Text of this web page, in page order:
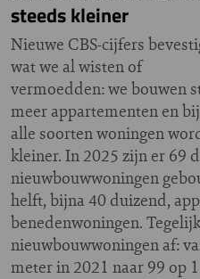
steeds kleiner
Nieuwe CBS-cijfers
wat we al wisten of
vermoedden: we bouwen
meer appartementen en
alle soorten woningen
kleiner. In 2025 zijn er 69
nieuwbouwwoningen
helft, bijna 40 duizend,
benedenwoningen.
nieuwbouwwoningen af:
meter in 2021 naar 99 op